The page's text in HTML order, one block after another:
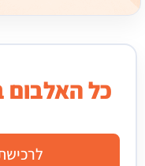
האלבום
לרכישת